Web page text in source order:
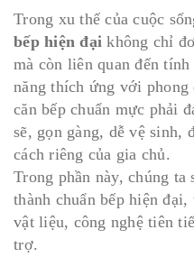
Trong xu thế của cuộc
bếp hiện đại không chỉ
mà còn liên quan đến
năng thích ứng với phong
căn bếp chuẩn mực phải
sẽ, gọn gàng, dễ vệ sinh,
cách riêng của gia chủ.
Trong phần này, chúng ta
thành chuẩn bếp hiện
vật liệu, công nghệ tiên
trợ.